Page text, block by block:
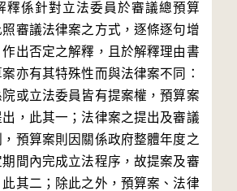
釋係針對立法委員於審議總預算
審議法律案之方式，逐條逐句增
出否定之解釋，且於解釋理由書
亦有其特殊性而與法律案不同：
或立法委員皆有提案權，預算案
，此其一；法律案之提出及審議
預算案則因關係政府整體年度之
間內完成立法程序，故提案及審
其二；除此之外，預算案、法律